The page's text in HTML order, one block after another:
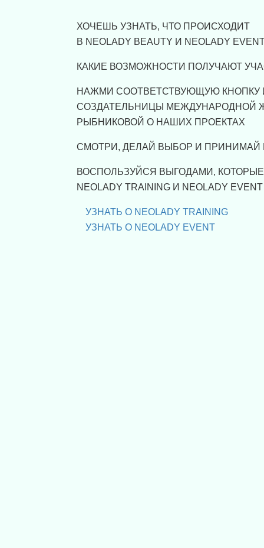
ХОЧЕШЬ УЗНАТЬ, ЧТО ПРОИСХОДИТ
В NEOLADY BEAUTY И NEOLADY
КАКИЕ ВОЗМОЖНОСТИ ПОЛУЧАЮТ
НАЖМИ СООТВЕТСТВУЮЩУЮ
СОЗДАТЕЛЬНИЦЫ МЕЖДУНАРОДНОЙ
РЫБНИКОВОЙ О НАШИХ ПРОЕКТАХ
СМОТРИ, ДЕЛАЙ ВЫБОР И
ВОСПОЛЬЗУЙСЯ ВЫГОДАМИ,
NEOLADY TRAINING И NEOLADY EVENT
УЗНАТЬ О NEOLADY TRAINING
УЗНАТЬ О NEOLADY EVENT